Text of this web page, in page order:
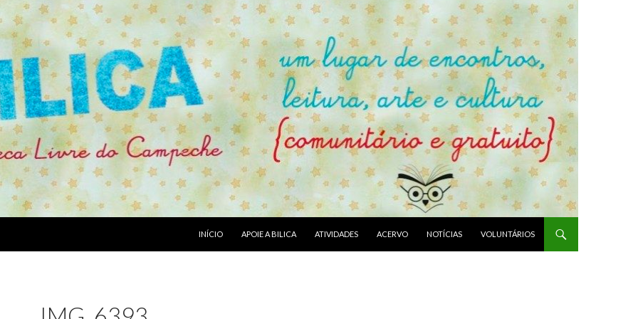
INÍCIO
APOIE A BILICA ATIVIDADES ACERVO NOTÍCIAS VOLUNTÁRIOS